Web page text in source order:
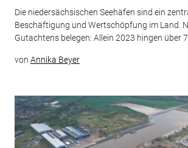
Die niedersächsischen Seehäfen sind ein
Beschäftigung und Wertschöpfung im Land.
Gutachtens belegen: Allein 2023 hingen über
von Annika Beyer